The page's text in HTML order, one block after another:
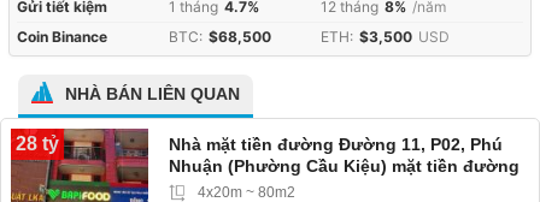
Gửi tiết kiệm
1 tháng 4.7% 12 tháng 8% /năm
Coin Binance
BTC: $68,500 ETH: $3,500 USD
NHÀ BÁN LIÊN QUAN
28 tỷ
Nhà mặt tiền đường Đường 11, P02, Phú
Nhuận (Phường Cầu Kiệu) mặt tiền đường
giá rẻ4x20m ~ 80m2